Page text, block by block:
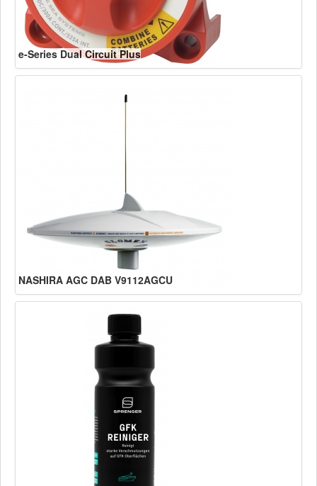
e-Series Dual Circuit Plus
NASHIRA AGC DAB V9112AGCU